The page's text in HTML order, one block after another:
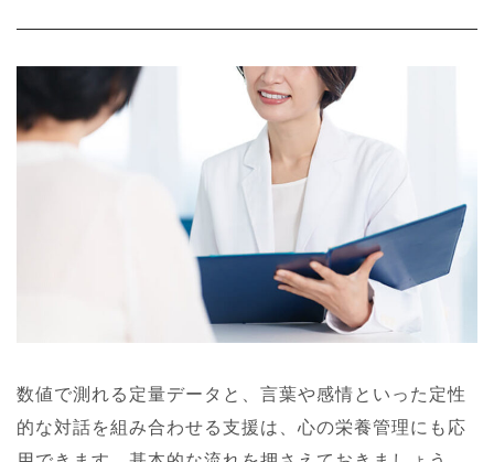
数値で測れる定量データと、言葉や感情といった定性
的な対話を組み合わせる支援は、心の栄養管理にも応